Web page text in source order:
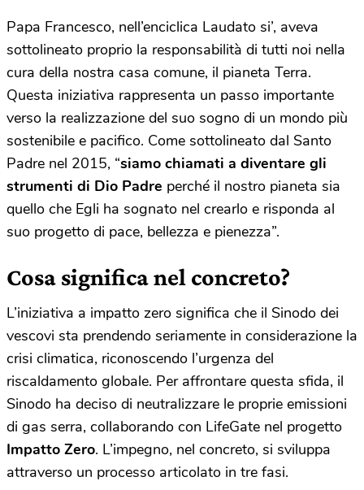
Papa Francesco, nell’enciclica Laudato si’, aveva
sottolineato proprio la responsabilità di tutti noi nella
cura della nostra casa comune, il pianeta Terra.
Questa iniziativa rappresenta un passo importante
verso la realizzazione del suo sogno di un mondo più
sostenibile e pacifico. Come sottolineato dal Santo
Padre nel 2015, “siamo chiamati a diventare gli
strumenti di Dio Padre perché il nostro pianeta sia
quello che Egli ha sognato nel crearlo e risponda al
suo progetto di pace, bellezza e pienezza”.
Cosa significa nel concreto?
L’iniziativa a impatto zero significa che il Sinodo dei
vescovi sta prendendo seriamente in considerazione la
crisi climatica, riconoscendo l’urgenza del
riscaldamento globale. Per affrontare questa sfida, il
Sinodo ha deciso di neutralizzare le proprie emissioni
di gas serra, collaborando con LifeGate nel progetto
Impatto Zero. L’impegno, nel concreto, si sviluppa
attraverso un processo articolato in tre fasi.